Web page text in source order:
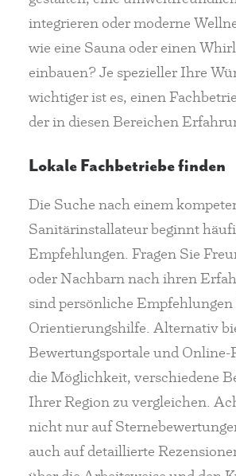
integrieren oder moderne
wie eine Sauna oder einen
einbauen? Je spezieller Ihre
wichtiger ist es, einen
der in diesen Bereichen
Lokale Fachbetriebe finden
Die Suche nach einem
Sanitärinstallateur beginnt
Empfehlungen. Fragen Sie
oder Nachbarn nach ihren
sind persönliche Empfehlungen
Orientierungshilfe. Alternativ
Bewertungsportale und
die Möglichkeit, verschiedene
Ihrer Region zu vergleichen.
nicht nur auf
auch auf detaillierte